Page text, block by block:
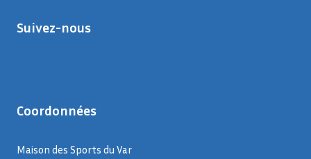
Suivez-nous
Coordonnées
Maison des Sports du Var